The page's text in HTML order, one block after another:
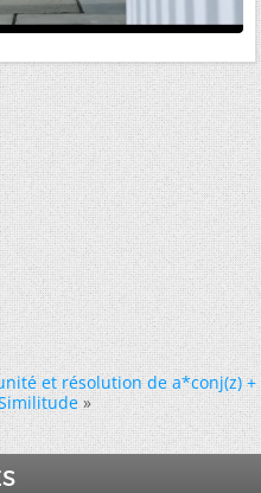
et résolution de a*conj(z) +
»